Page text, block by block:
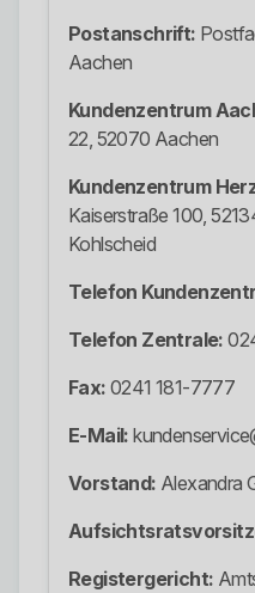
Postanschrift:
Aachen
Kundenzentrum
22, 52070 Aachen
Kundenzentrum
Kaiserstraße 100,
Kohlscheid
Telefon
Telefon Zentrale:
Fax: 0241 181-7777
E-Mail:
Vorstand: Alexandra
Registergericht: